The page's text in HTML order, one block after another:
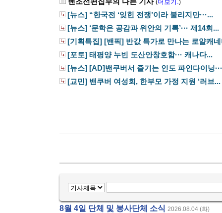
(더보기.)
[뉴스] “한국전 ‘잊힌 전쟁’이라 불리지만···...
[뉴스] ‘문학은 공감과 위안의 기록’··· 제14회...
[기획특집] [밴픽] 반값 특가로 만나는 로얄캐
[포토] 태평양 누빈 도산안창호함··· 캐나다...
[뉴스] [AD]밴쿠버서 즐기는 인도 파인다이닝
[교민] 밴쿠버 여성회, 한부모 가정 지원 ‘러브...
8월 4일 단체 및 봉사단체 소식 2026.08.04 (화)